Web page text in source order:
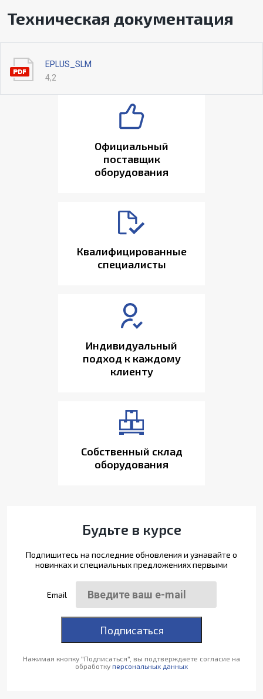
Техническая документация
EPLUS_SLM
4,2
Официальный
поставщик
оборудования
Квалифицированные
специалисты
Индивидуальный
подход к каждому
клиенту
Собственный склад
оборудования
Будьте в курсе
Подпишитесь на последние обновления и узнавайте о
новинках и специальных предложениях первыми
Email
Подписаться
Нажимая кнопку "Подписаться", вы подтверждаете согласие на
обработку персональных данных